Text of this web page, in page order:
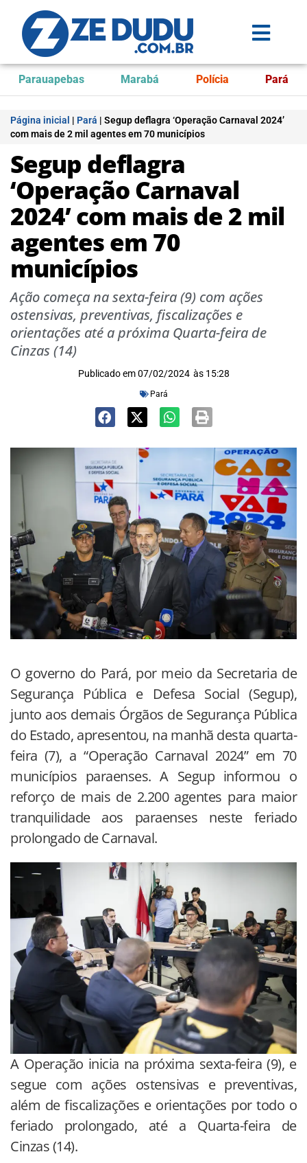
Parauapebas Marabá Polícia Pará
Página inicial | Pará | Segup deflagra ‘Operação Carnaval 2024’
com mais de 2 mil agentes em 70 municípios
Segup deflagra
‘Operação Carnaval
2024’ com mais de 2 mil
agentes em 70
municípios
Ação começa na sexta-feira (9) com ações
ostensivas, preventivas, fiscalizações e
orientações até a próxima Quarta-feira de
Cinzas (14)
Publicado em 07/02/2024 às 15:28
Pará
O governo do Pará, por meio da Secretaria de
Segurança Pública e Defesa Social (Segup),
junto aos demais Órgãos de Segurança Pública
do Estado, apresentou, na manhã desta quarta-
feira (7), a “Operação Carnaval 2024” em 70
municípios paraenses. A Segup informou o
reforço de mais de 2.200 agentes para maior
tranquilidade aos paraenses neste feriado
prolongado de Carnaval.
A Operação inicia na próxima sexta-feira (9), e
segue com ações ostensivas e preventivas,
além de fiscalizações e orientações por todo o
feriado prolongado, até a Quarta-feira de
Cinzas (14).